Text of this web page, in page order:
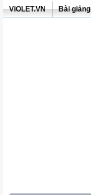
ViOLET.VN Bài giảng